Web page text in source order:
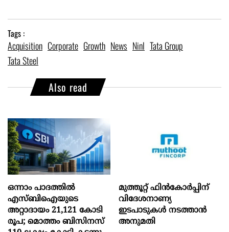
Tags :
Acquisition Corporate Growth News Ninl Tata Group
Tata Steel
Also read
ഒന്നാം പാദത്തിൽ
എസ്ബിഐയുടെ
അറ്റാദായം 21,121 കോടി
രൂപ; മൊത്തം ബിസിനസ്
മുത്തൂറ്റ് ഫിൻകോർപ്പിന്
വിദേശനാണ്യ
ഇടപാടുകൾ നടത്താൻ
അനുമതി